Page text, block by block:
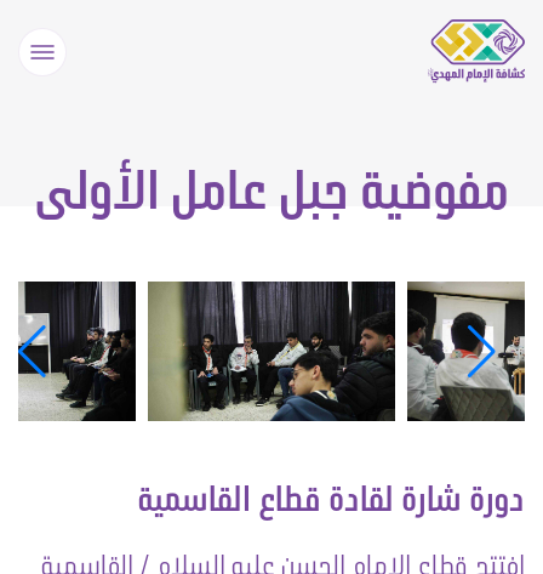
مفوضية جبل عامل الأولى
دورة شارة لقادة قطاع القاسمية
إفتتح قطاع الإمام الحسن عليه السلام / القاسمية